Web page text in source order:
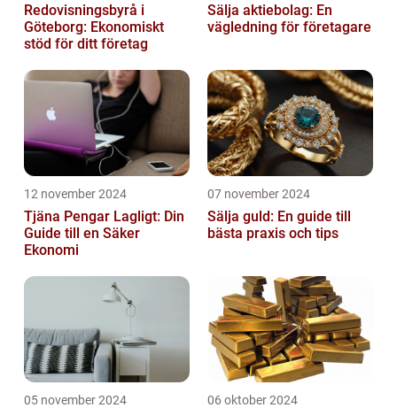
Redovisningsbyrå i
Göteborg: Ekonomiskt
stöd för ditt företag
Sälja aktiebolag: En
vägledning för företagare
12 november 2024
Tjäna Pengar Lagligt: Din
Guide till en Säker
Ekonomi
07 november 2024
Sälja guld: En guide till
bästa praxis och tips
05 november 2024 06 oktober 2024